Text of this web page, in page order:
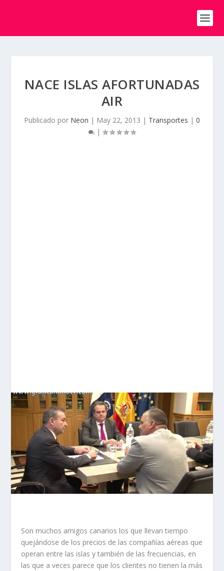
NACE ISLAS AFORTUNADAS
AIR
Publicado por Neon | May 22, 2013 | Transportes | 0
|
Son muchos amigos canarios los que llevan tiempo
quejándose de los precios de las compañías aéreas que
operan entre las islas y también de las frecuencias, en
las que a veces parece que los clientes no tienen la más